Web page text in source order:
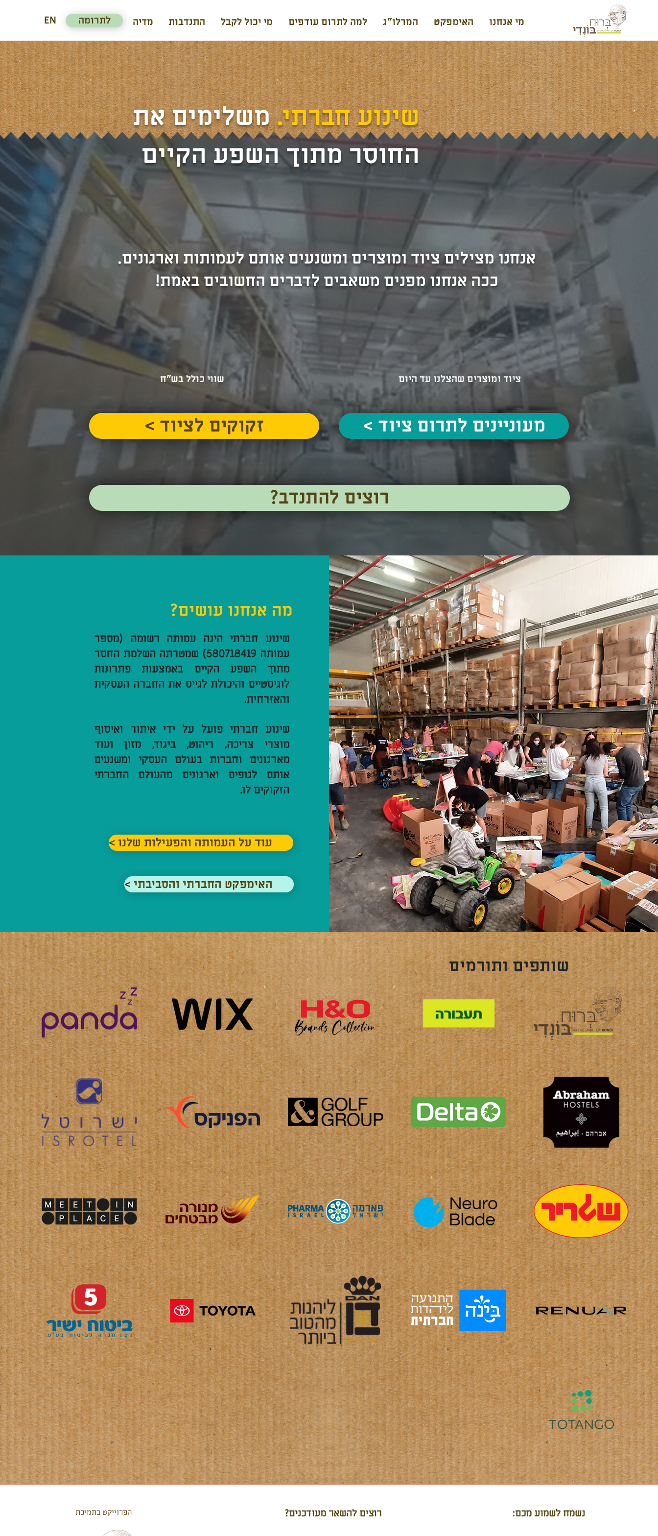
EN לתרומה מי אנחנו האימפקט המרלו"ג למה לתרום עודפים מי יכול לקבל התנדבות מדיה
שינוע חברתי.משלימים את
החוסר מתוך השפע הקיים
אנחנו מצילים ציוד ומוצרים ומשנעים אותם לעמותות וארגונים.
ככה אנחנו מפנים משאבים לדברים החשובים באמת!
שווי כולל בש"ח
< זקוקים לציוד
ציוד ומוצרים שהצלנו עד היום
< מעוניינים לתרום ציוד
?רוצים להתנדב
מה אנחנו עושים?
שינוע חברתי הינה עמותה רשומה (מספר
עמותה 580718419) שמטרתה
השלמת החסר
מתוך השפע הקיים באמצעות פתרונות
לוגיסטיים והיכולת לגייס את החברה העסקית
והאזרחית.
שינוע חברתי פועל על ידי איתור ואיסוף
מוצרי צריכה, ריהוט, ביגוד, מזון ועוד
מארגונים וחברות בעולם העסקי ומשנעים
אותם לגופים וארגונים מהעולם החברתי
הזקוקים לו.
< עוד על העמותה והפעילות שלנו
< האימפקט החברתי והסביבתי
שותפים ותורמים
הפרוייקט בתמיכת רוצים להשאר מעודכנים? נשמח לשמוע מכם: